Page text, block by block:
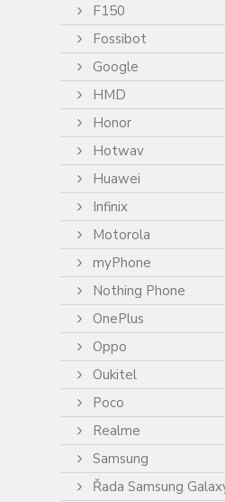
F150
Fossibot
Google
HMD
Honor
Hotwav
Huawei
Infinix
Motorola
myPhone
Nothing Phone
OnePlus
Oppo
Oukitel
Poco
Realme
Samsung
Řada Samsung